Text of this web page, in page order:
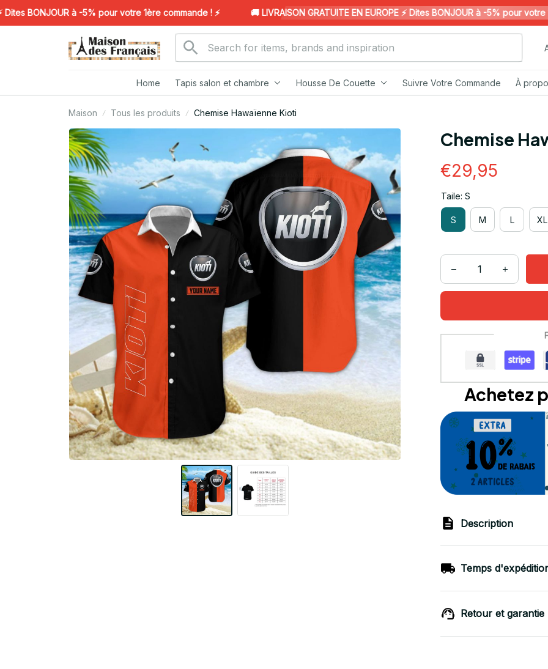
BONJOUR à -5% pour votre 1ère commande ! ⚡️ 🚚 LIVRAISON GRATUITE EN EUROPE ⚡️ Dites BONJOUR à -5% pour votre
Home Tapis salon et chambre Housse De Couette Suivre Votre Commande À
Maison Tous les produits Chemise Hawaïenne Kioti
Chemise
€29,95
Taile: S
S M L XL
Achetez
Description
Temps
Retour et garantie